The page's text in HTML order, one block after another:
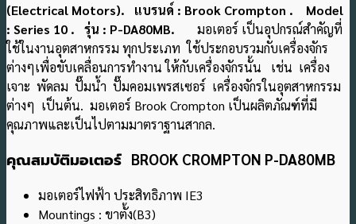
(Electrical Motors). แบรนด์ : Brook Crompton . Model
: Series 10 . รุ่น : P-DA80MB.
มอเตอร์ เป็นอุปกรณ์สำคัญที่
ใช้ในงานอุตสาหกรรม ทุกประเภท ใช้ประกอบรวมกับเครื่องจักร
ต่างๆเพื่อขับเคลื่อนการทำงาน ให้กับเครื่องจักรนั้น เช่น เครื่อง
เจาะ พัดลม ปั๊มน้ำ ปั๊มคอมเพรสเซอร์ เครื่องจักรในอุตสาหกรรม
ต่างๆ เป็นต้น. มอเตอร์ Brook Crompton เป็นผลิตภัณฑ์ที่มี
คุณภาพและเป็นไปตามมาตราฐานสากล.
คุณสมบัติมอเตอร์ BROOK CROMPTON P-DA80MB
มอเตอร์ไฟฟ้า ประสิทธิภาพ IE3
Mountings : ขาตั้ง(B3)